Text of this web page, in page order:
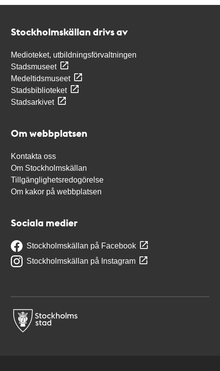
Stockholmskällan drivs av
Medioteket, utbildningsförvaltningen
Stadsmuseet
Medeltidsmuseet
Stadsbiblioteket
Stadsarkivet
Om webbplatsen
Kontakta oss
Om Stockholmskällan
Tillgänglighetsredogörelse
Om kakor på webbplatsen
Sociala medier
Stockholmskällan på Facebook
Stockholmskällan på Instagram